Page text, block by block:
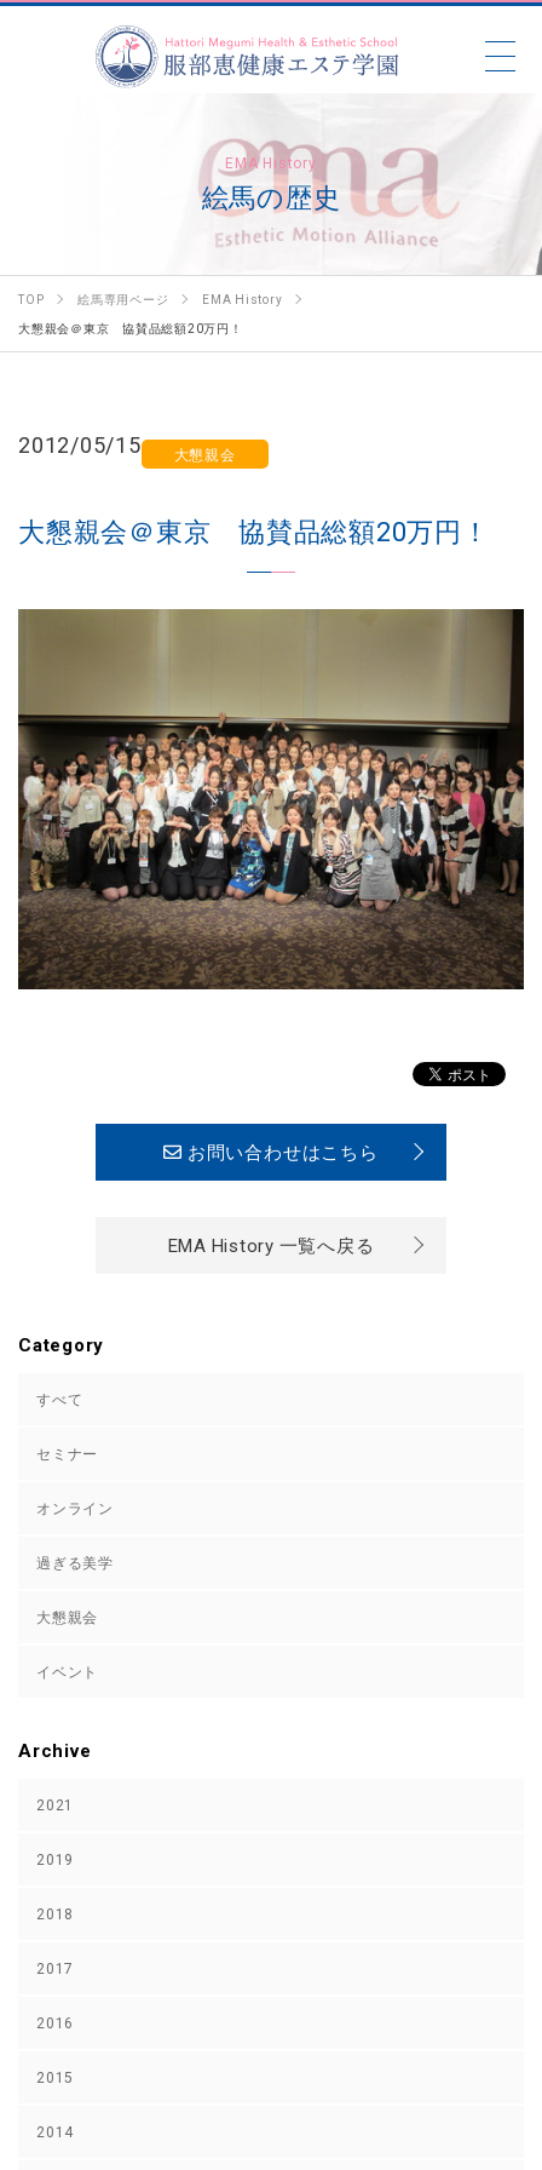
EMA History
絵馬の歴史
TOP 絵馬専用ページ
EMA History
大懇親会＠東京 協賛品総額20万円！
2012/05/15 大懇親会
大懇親会＠東京 協賛品総額20万円！
お問い合わせはこちら
EMA History 一覧へ戻る
Category
すべて
セミナー
オンライン
過ぎる美学
大懇親会
イベント
Archive
2021
2019
2018
2017
2016
2015
2014